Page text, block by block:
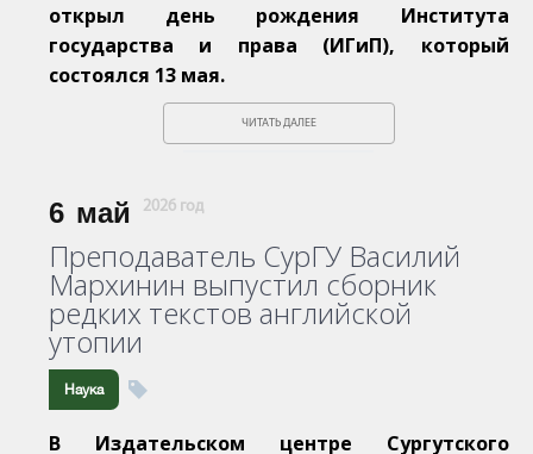
открыл день рождения Института
государства и права (ИГиП), который
состоялся 13 мая.
ЧИТАТЬ ДАЛЕЕ
6 май 2026 год
Преподаватель СурГУ Василий
Мархинин выпустил сборник
редких текстов английской
утопии
Наука
В Издательском центре Сургутского